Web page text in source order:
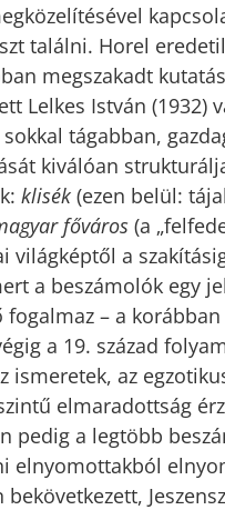
találni. Horel
megszakadt
Lelkes István (1932)
tágabban,
kiválóan
klisék (ezen belül:
főváros (a
világképtől a
a beszámolók egy
fogalmaz – a
a 19. század
ismeretek, az
elmaradottság
pedig a legtöbb
elnyomottakból